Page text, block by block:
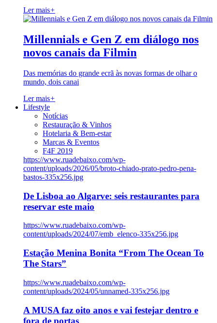
Ler mais+
Millennials e Gen Z em diálogo nos
novos canais da Filmin
Das memórias do grande ecrã às novas formas de olhar o
mundo, dois canai
Ler mais+
Lifestyle
Notícias
Restauração & Vinhos
Hotelaria & Bem-estar
Marcas & Eventos
F4F 2019
https://www.ruadebaixo.com/wp-
content/uploads/2026/05/broto-chiado-prato-pedro-pena-
bastos-335x256.jpg
De Lisboa ao Algarve: seis restaurantes para
reservar este maio
https://www.ruadebaixo.com/wp-
content/uploads/2024/07/emb_elenco-335x256.jpg
Estação Menina Bonita “From The Ocean To
The Stars”
https://www.ruadebaixo.com/wp-
content/uploads/2024/05/unnamed-335x256.jpg
A MUSA faz oito anos e vai festejar dentro e
fora de portas